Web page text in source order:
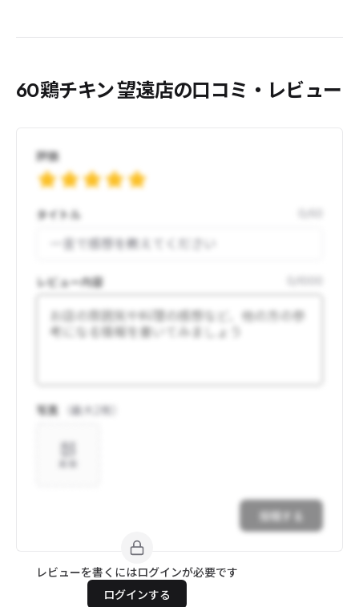
60鶏チキン 望遠店の口コミ・レビュー
評価
タイトル
レビュー内容
写真 （最大 枚）
投稿する
レビューを書くにはログインが必要です
ログインする